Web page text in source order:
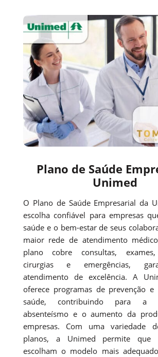
Plano de Saúde
Unimed
O Plano de Saúde Empresarial da
escolha confiável para empresas
saúde e o bem-estar de seus
maior rede de atendimento
plano cobre consultas, exames,
cirurgias e emergências,
atendimento de excelência. A
oferece programas de prevenção
saúde, contribuindo para a
absenteísmo e o aumento da
empresas. Com uma variedade
planos, a Unimed permite que
escolham o modelo mais